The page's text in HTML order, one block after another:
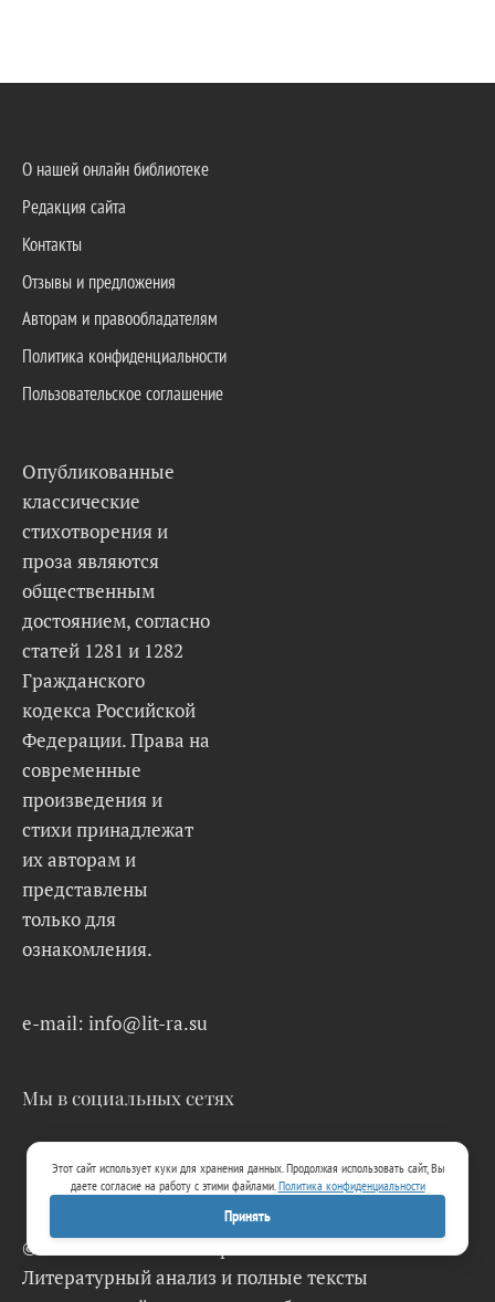
О нашей онлайн библиотеке
Редакция сайта
Контакты
Отзывы и предложения
Авторам и правообладателям
Политика конфиденциальности
Пользовательское соглашение
Опубликованные
классические
стихотворения и
проза являются
общественным
достоянием, согласно
статей 1281 и 1282
Гражданского
кодекса Российской
Федерации. Права на
современные
произведения и
стихи принадлежат
их авторам и
представлены
только для
ознакомления.
e-mail: info@lit-ra.su
Мы в социальных сетях
© 2026 Lit-Ra.su. Электронная библиотека.
Литературный анализ и полные тексты
Этот сайт использует куки для хранения данных. Продолжая использовать сайт, Вы
даете согласие на работу с этими файлами.Политика конфиденциальности
Принять